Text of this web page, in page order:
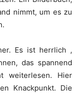
nimmt, um es zu
Es ist herrlich ,
das spannend
weiterlesen. Hier
Knackpunkt. Die